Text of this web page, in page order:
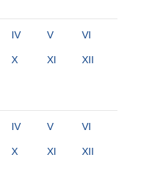
IV V VI
X XI XII
IV V VI
X XI XII